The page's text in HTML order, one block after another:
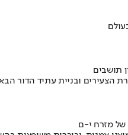
הצעירים ובניית עתיד הדור
של מזרח י-ם